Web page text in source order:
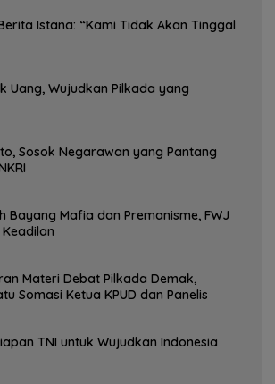
Istana: “Kami Tidak Akan Tinggal
Uang, Wujudkan Pilkada yang
Sosok Negarawan yang Pantang
Bayang Mafia dan Premanisme, FWJ
Materi Debat Pilkada Demak,
Somasi Ketua KPUD dan Panelis
TNI untuk Wujudkan Indonesia